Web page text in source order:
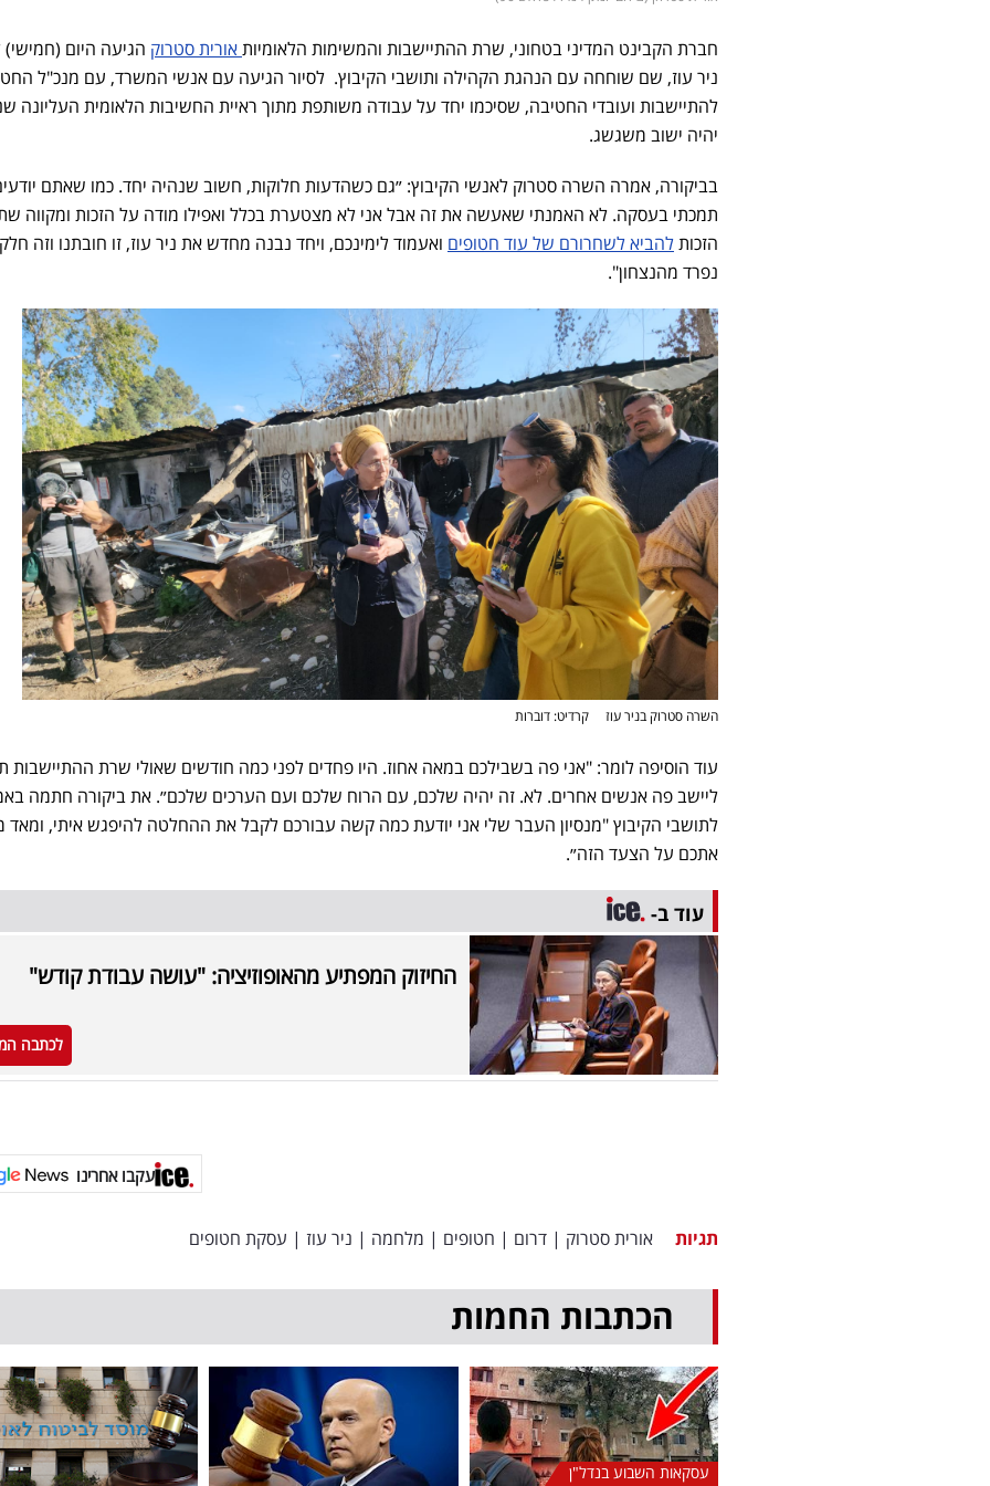
חברת הקבינט המדיני בטחוני, שרת ההתיישבות והמשימות הלאומיותאורית סטרוק הגיעה היום (חמישי)
ניר עוז, שם שוחחה עם הנהגת הקהילה ותושבי הקיבוץ. לסיור הגיעה עם אנשי המשרד, עם מנכ"ל
להתיישבות ועובדי החטיבה, שסיכמו יחד על עבודה משותפת מתוך ראיית החשיבות הלאומית העליונה
יהיה ישוב משגשג.
בביקורה, אמרה השרה סטרוק לאנשי הקיבוץ: ״גם כשהדעות חלוקות, חשוב שנהיה יחד. כמו שאתם
תמכתי בעסקה. לא האמנתי שאעשה את זה אבל אני לא מצטערת בכלל ואפילו מודה על הזכות ומקווה
הזכותלהביא לשחרורם של עוד חטופים ואעמוד לימינכם, ויחד נבנה מחדש את ניר עוז, זו חובתנו וזה
נפרד מהנצחון".
השרה סטרוק בניר עוז קרדיט: דוברות
עוד הוסיפה לומר: "אני פה בשבילכם במאה אחוז. היו פחדים לפני כמה חודשים שאולי שרת ההתיישבות
ליישב פה אנשים אחרים. לא. זה יהיה שלכם, עם הרוח שלכם ועם הערכים שלכם״. את ביקורה חתמה
לתושבי הקיבוץ "מנסיון העבר שלי אני יודעת כמה קשה עבורכם לקבל את ההחלטה להיפגש איתי, ומאד
אתכם על הצעד הזה״.
עוד ב-
החיזוק המפתיע מהאופוזיציה: "עושה עבודת קודש"
לכתבה
עקבו אחרינו
תגיות אורית סטרוק | דרום | חטופים | מלחמה | ניר עוז | עסקת חטופים
הכתבות החמות
עסקאות השבוע בנדל"ן